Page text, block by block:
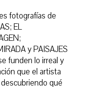
fotografías de
EL
y PAISAJES
funden lo irreal y
que el artista
qué